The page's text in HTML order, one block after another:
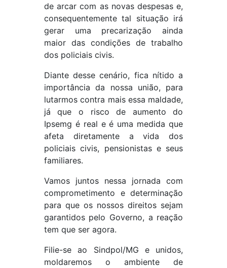
de arcar com as novas despesas e,
consequentemente tal situação irá
gerar uma precarização ainda
maior das condições de trabalho
dos policiais civis.
Diante desse cenário, fica nítido a
importância da nossa união, para
lutarmos contra mais essa maldade,
já que o risco de aumento do
Ipsemg é real e é uma medida que
afeta diretamente a vida dos
policiais civis, pensionistas e seus
familiares.
Vamos juntos nessa jornada com
comprometimento e determinação
para que os nossos direitos sejam
garantidos pelo Governo, a reação
tem que ser agora.
Filie-se ao Sindpol/MG e unidos,
moldaremos o ambiente de